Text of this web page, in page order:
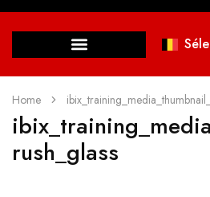
Home
rush_glass